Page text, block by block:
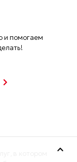
и помогаем
в котором